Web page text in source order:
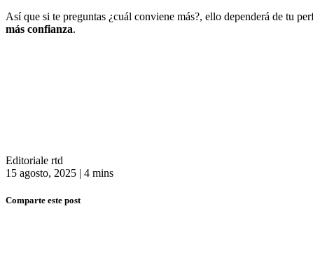
Así que si te preguntas ¿cuál conviene más?, ello dependerá de tu
más confianza.
Editoriale rtd
15 agosto, 2025 | 4 mins
Comparte este post